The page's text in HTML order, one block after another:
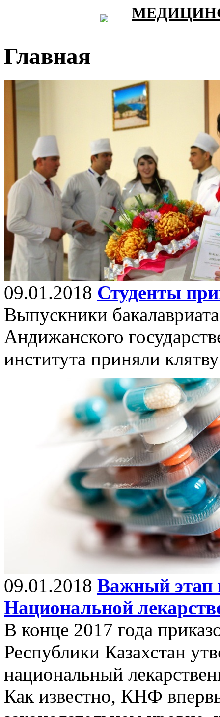
Главная
09.01.2018 Студенты
Выпускники
Андижанского
института приняли
09.01.2018 Важный этап
Национальной
В конце 2017 года
Республики Казахстан
национальный
Как известно, КНФ